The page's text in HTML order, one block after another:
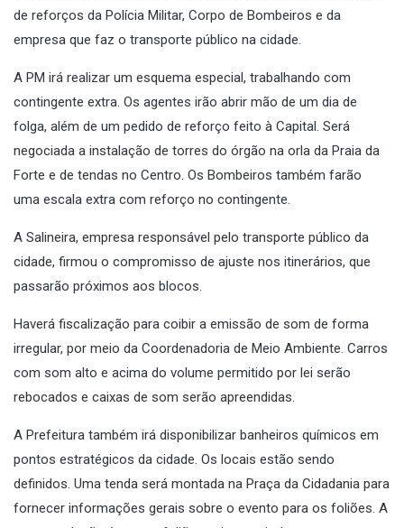
de reforços da Polícia Militar, Corpo de Bombeiros e da
empresa que faz o transporte público na cidade.
A PM irá realizar um esquema especial, trabalhando com
contingente extra. Os agentes irão abrir mão de um dia de
folga, além de um pedido de reforço feito à Capital. Será
negociada a instalação de torres do órgão na orla da Praia da
Forte e de tendas no Centro. Os Bombeiros também farão
uma escala extra com reforço no contingente.
A Salineira, empresa responsável pelo transporte público da
cidade, firmou o compromisso de ajuste nos itinerários, que
passarão próximos aos blocos.
Haverá fiscalização para coibir a emissão de som de forma
irregular, por meio da Coordenadoria de Meio Ambiente. Carros
com som alto e acima do volume permitido por lei serão
rebocados e caixas de som serão apreendidas.
A Prefeitura também irá disponibilizar banheiros químicos em
pontos estratégicos da cidade. Os locais estão sendo
definidos. Uma tenda será montada na Praça da Cidadania para
fornecer informações gerais sobre o evento para os foliões. A